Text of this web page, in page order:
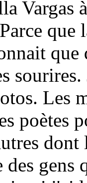
Vargas
que
que
Les
poètes
dont
gens